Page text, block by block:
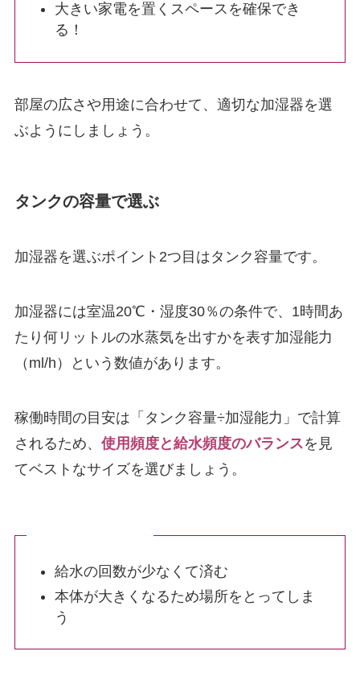
大きい家電を置くスペースを確保でき
る！
部屋の広さや用途に合わせて、適切な加湿器を選
ぶようにしましょう。
タンクの容量で選ぶ
加湿器を選ぶポイント2つ目はタンク容量です。
加湿器には室温20℃・湿度30％の条件で、1時間あ
たり何リットルの水蒸気を出すかを表す加湿能力
（ml/h）という数値があります。
稼働時間の目安は「タンク容量÷加湿能力」で計算
されるため、 使用頻度と給水頻度のバランス を見
てベストなサイズを選びましょう。
給水の回数が少なくて済む
本体が大きくなるため場所をとってしま
う